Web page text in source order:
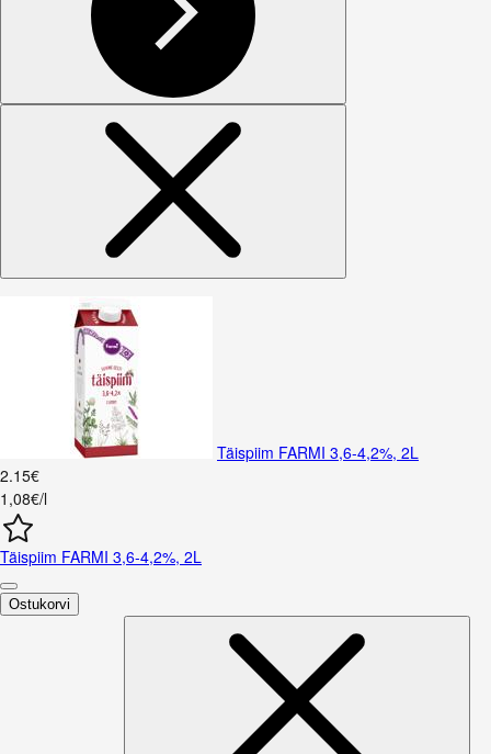
Täispiim FARMI 3,6-4,2%, 2L
2.15€
1,08€/l
Täispiim FARMI 3,6-4,2%, 2L
Ostukorvi